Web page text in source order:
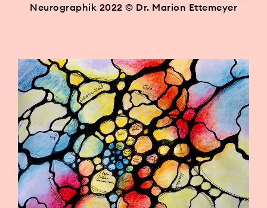
Neurographik 2022 © Dr. Marion Ettemeyer